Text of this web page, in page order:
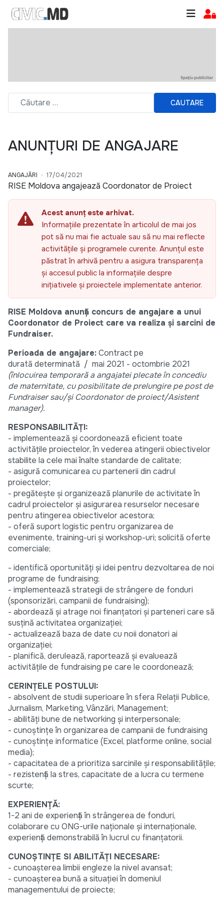
CAUTARE
ANUNȚURI DE ANGAJARE
ANGAJĂRI 17/04/2021
RISE Moldova angajează Coordonator de Proiect
Acest anunț este arhivat.
Informațiile prezentate în articolul de mai jos
pot să nu mai fie actuale sau să nu mai reflecte
activitățile și programele curente. Anunțul este
păstrat în arhivă pentru a asigura transparența
și accesul public la informațiile despre
inițiativele și proiectele implementate anterior.
RISE Moldova anunță concurs de angajare a unui
Coordonator de Proiect care va realiza și sarcini de
Fundraiser.
Perioada de angajare:Contract pe
durată determinată / mai 2021 - octombrie 2021
(înlocuirea temporară a angajatei plecate în concediu
de maternitate, cu posibilitate de prelungire pe post de
Fundraiser sau/și Coordonator de proiect/Asistent
manager).
RESPONSABILITĂȚI:
- implementează și coordonează eficient toate
activitățile proiectelor, în vederea atingerii obiectivelor
stabilite la cele mai înalte standarde de calitate;
- asigură comunicarea cu partenerii din cadrul
proiectelor;
- pregătește și organizează planurile de activitate în
cadrul proiectelor și asigurarea resurselor necesare
pentru atingerea obiectivelor acestora;
- oferă suport logistic pentru organizarea de
evenimente, training-uri și workshop-uri; solicită oferte
comerciale;
- identifică oportunități și idei pentru dezvoltarea de noi
programe de fundraising;
- implementează strategii de strângere de fonduri
(sponsorizări, campanii de fundraising);
- abordează și atrage noi finanțatori și parteneri care să
susțină activitatea organizației;
- actualizează baza de date cu noii donatori ai
organizației;
- planifică, derulează, raportează și evaluează
activitățile de fundraising pe care le coordonează;
CERINȚELE POSTULUI:
- absolvent de studii superioare în sfera Relații Publice,
Jurnalism, Marketing, Vânzări, Management;
- abilități bune de networking și interpersonale;
- cunoștințe în organizarea de campanii de fundraising
- cunoștințe informatice (Excel, platforme online, social
media);
- capacitatea de a prioritiza sarcinile și responsabilitățile;
- rezistență la stres, capacitate de a lucra cu termene
scurte;
EXPERIENȚĂ:
1-2 ani de experiență în strângerea de fonduri,
colaborare cu ONG-urile naționale și internaționale,
experiență demonstrabilă în lucrul cu finanțatorii.
CUNOŞTINŢE SI ABILITĂȚI NECESARE:
- cunoașterea limbii engleze la nivel avansat;
- cunoaşterea bună a situaţiei în domeniul
managementului de proiecte;